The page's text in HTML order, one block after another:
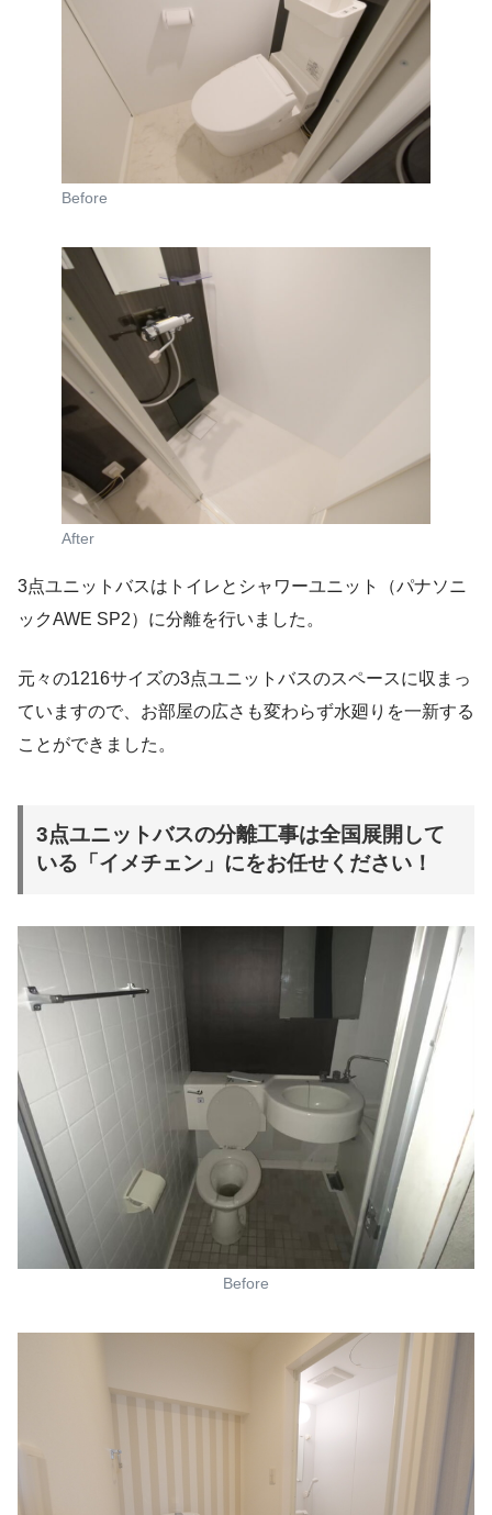
Before
After
3点ユニットバスはトイレとシャワーユニット（パナソニ
ックAWE SP2）に分離を行いました。
元々の1216サイズの3点ユニットバスのスペースに収まっ
ていますので、お部屋の広さも変わらず水廻りを一新する
ことができました。
3点ユニットバスの分離工事は全国展開して
いる「イメチェン」にをお任せください！
Before